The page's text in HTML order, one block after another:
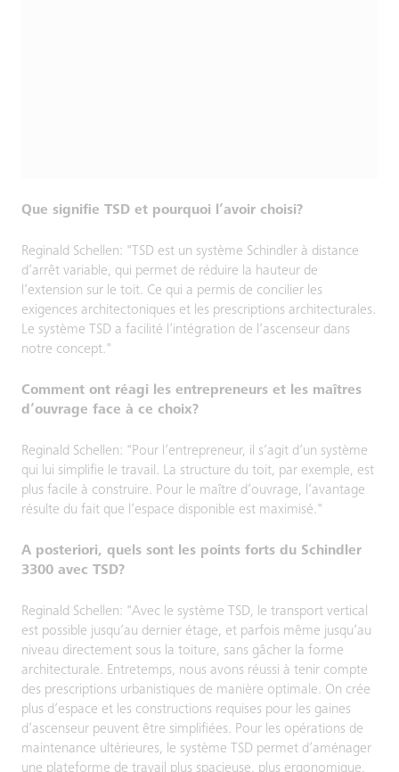
Que signifie TSD et pourquoi l’avoir choisi?
Reginald Schellen: "TSD est un système Schindler à distance
d’arrêt variable, qui permet de réduire la hauteur de
l’extension sur le toit. Ce qui a permis de concilier les
exigences architectoniques et les prescriptions architecturales.
Le système TSD a facilité l’intégration de l’ascenseur dans
notre concept."
Comment ont réagi les entrepreneurs et les maîtres
d’ouvrage face à ce choix?
Reginald Schellen: "Pour l’entrepreneur, il s’agit d’un système
qui lui simplifie le travail. La structure du toit, par exemple, est
plus facile à construire. Pour le maître d’ouvrage, l’avantage
résulte du fait que l’espace disponible est maximisé."
A posteriori, quels sont les points forts du Schindler
3300 avec TSD?
Reginald Schellen: "Avec le système TSD, le transport vertical
est possible jusqu’au dernier étage, et parfois même jusqu’au
niveau directement sous la toiture, sans gâcher la forme
architecturale. Entretemps, nous avons réussi à tenir compte
des prescriptions urbanistiques de manière optimale. On crée
plus d’espace et les constructions requises pour les gaines
d’ascenseur peuvent être simplifiées. Pour les opérations de
maintenance ultérieures, le système TSD permet d’aménager
une plateforme de travail plus spacieuse, plus ergonomique,